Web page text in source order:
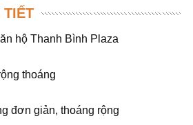
TIẾT
hộ Thanh Bình Plaza
thoáng
đơn giản, thoáng rộng